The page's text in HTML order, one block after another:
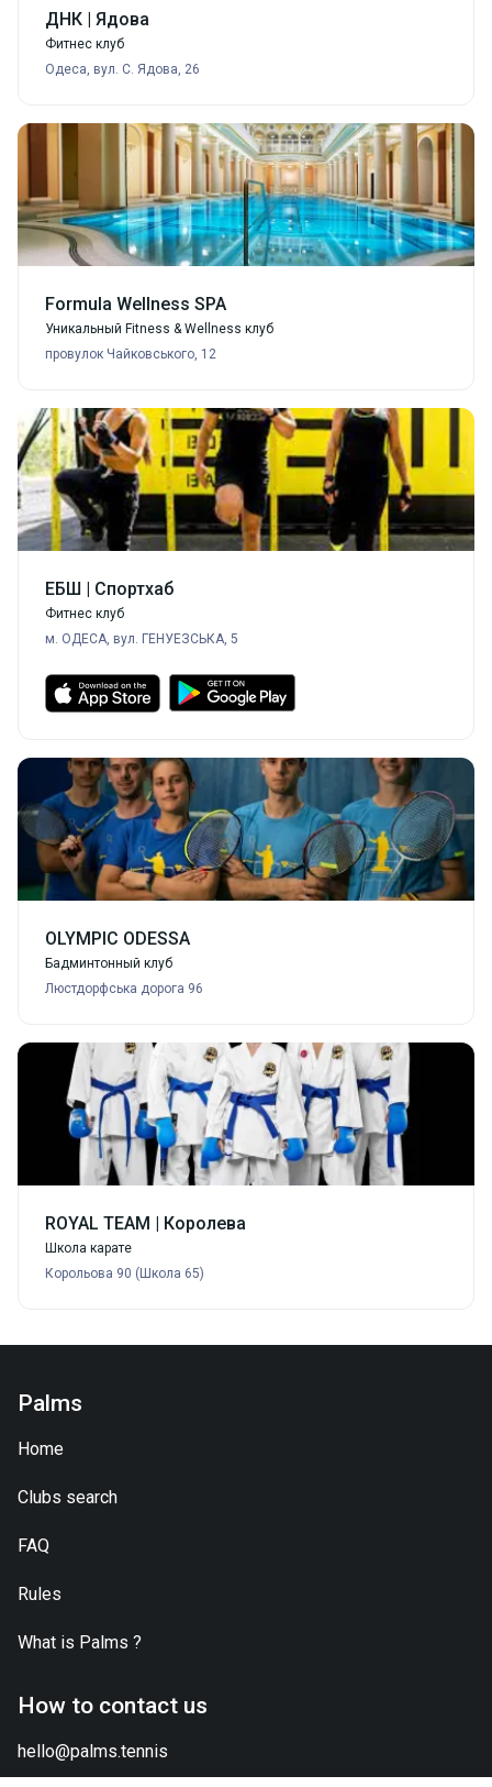
ДНК | Ядова
Фитнес клуб
Одеса, вул. С. Ядова, 26
Formula Wellness SPA
Уникальный Fitness & Wellness клуб
провулок Чайковського, 12
ЕБШ | Спортхаб
Фитнес клуб
м. ОДЕСА, вул. ГЕНУЕЗСЬКА, 5
OLYMPIC ODESSA
Бадминтонный клуб
Люстдорфська дорога 96
ROYAL TEAM | Королева
Школа карате
Корольова 90 (Школа 65)
Palms
Home
Clubs search
FAQ
Rules
What is Palms ?
How to contact us
hello@palms.tennis